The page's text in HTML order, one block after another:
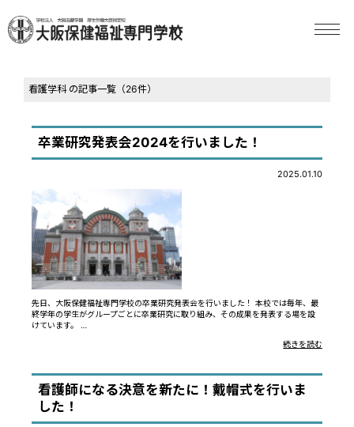
看護学科 の記事一覧（26件）
卒業研究発表会2024を行いました！
2025.01.10
先日、大阪保健福祉専門学校の卒業研究発表会を行いました！ 本校では毎年、最
終学年の学生がグループごとに卒業研究に取り組み、その成果を発表する場を設
けています。 …
続きを読む
看護師になる決意を新たに！戴帽式を行いま
した！